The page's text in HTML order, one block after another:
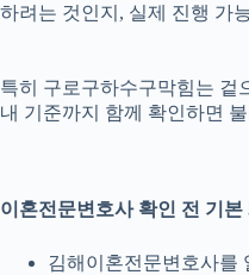
하려는 것인지, 실제 진행 가
특히 구로구하수구막힘는 겉
내 기준까지 함께 확인하면
이혼전문변호사 확인 전 기본
김해이혼전문변호사를